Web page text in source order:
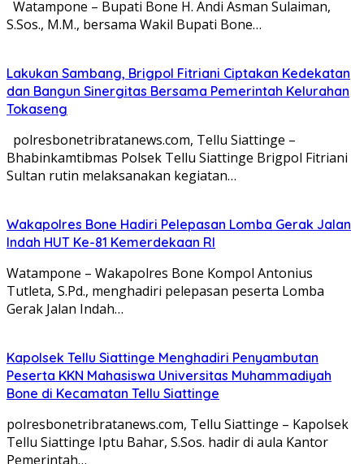
Watampone – Bupati Bone H. Andi Asman Sulaiman,
S.Sos., M.M., bersama Wakil Bupati Bone…
Lakukan Sambang, Brigpol Fitriani Ciptakan Kedekatan
dan Bangun Sinergitas Bersama Pemerintah Kelurahan
Tokaseng
polresbonetribratanews.com, Tellu Siattinge –
Bhabinkamtibmas Polsek Tellu Siattinge Brigpol Fitriani
Sultan rutin melaksanakan kegiatan…
Wakapolres Bone Hadiri Pelepasan Lomba Gerak Jalan
Indah HUT Ke-81 Kemerdekaan RI
Watampone – Wakapolres Bone Kompol Antonius
Tutleta, S.Pd., menghadiri pelepasan peserta Lomba
Gerak Jalan Indah…
Kapolsek Tellu Siattinge Menghadiri Penyambutan
Peserta KKN Mahasiswa Universitas Muhammadiyah
Bone di Kecamatan Tellu Siattinge
polresbonetribratanews.com, Tellu Siattinge – Kapolsek
Tellu Siattinge Iptu Bahar, S.Sos. hadir di aula Kantor
Pemerintah…